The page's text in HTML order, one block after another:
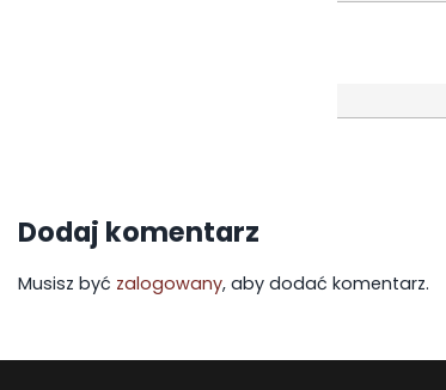
Dodaj komentarz
Musisz być zalogowany, aby dodać komentarz.